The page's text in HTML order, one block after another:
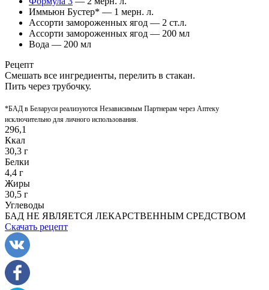
Иммьюн Бустер* — 1 мерн. л.
Ассорти замороженных ягод — 2 ст.л.
Ассорти замороженных ягод — 200 мл
Вода — 200 мл
Рецепт
Смешать все ингредиенты, перелить в стакан.
Пить через трубочку.
*БАД в Беларуси реализуются Независимым Партнерам через Аптеку
исключительно для личного использования.
296,1
Ккал
30,3 г
Белки
4,4 г
Жиры
30,5 г
Углеводы
БАД НЕ ЯВЛЯЕТСЯ ЛЕКАРСТВЕННЫМ СРЕДСТВОМ
Скачать рецепт